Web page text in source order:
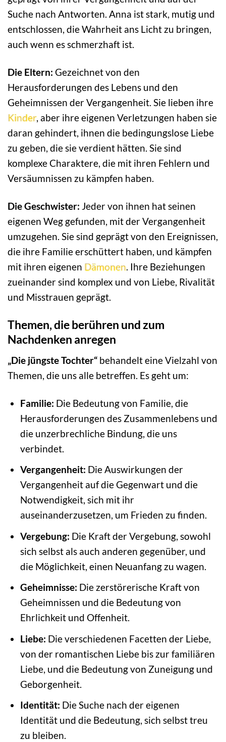
Suche nach Antworten. Anna ist stark, mutig und
entschlossen, die Wahrheit ans Licht zu bringen,
auch wenn es schmerzhaft ist.
Die Eltern: Gezeichnet von den
Herausforderungen des Lebens und den
Geheimnissen der Vergangenheit. Sie lieben ihre
Kinder, aber ihre eigenen Verletzungen haben sie
daran gehindert, ihnen die bedingungslose Liebe
zu geben, die sie verdient hätten. Sie sind
komplexe Charaktere, die mit ihren Fehlern und
Versäumnissen zu kämpfen haben.
Die Geschwister: Jeder von ihnen hat seinen
eigenen Weg gefunden, mit der Vergangenheit
umzugehen. Sie sind geprägt von den Ereignissen,
die ihre Familie erschüttert haben, und kämpfen
mit ihren eigenen Dämonen. Ihre Beziehungen
zueinander sind komplex und von Liebe, Rivalität
und Misstrauen geprägt.
Themen, die berühren und zum
Nachdenken anregen
„Die jüngste Tochter“ behandelt eine Vielzahl von
Themen, die uns alle betreffen. Es geht um:
Familie: Die Bedeutung von Familie, die
Herausforderungen des Zusammenlebens und
die unzerbrechliche Bindung, die uns
verbindet.
Vergangenheit: Die Auswirkungen der
Vergangenheit auf die Gegenwart und die
Notwendigkeit, sich mit ihr
auseinanderzusetzen, um Frieden zu finden.
Vergebung: Die Kraft der Vergebung, sowohl
sich selbst als auch anderen gegenüber, und
die Möglichkeit, einen Neuanfang zu wagen.
Geheimnisse: Die zerstörerische Kraft von
Geheimnissen und die Bedeutung von
Ehrlichkeit und Offenheit.
Liebe: Die verschiedenen Facetten der Liebe,
von der romantischen Liebe bis zur familiären
Liebe, und die Bedeutung von Zuneigung und
Geborgenheit.
Identität: Die Suche nach der eigenen
Identität und die Bedeutung, sich selbst treu
zu bleiben.